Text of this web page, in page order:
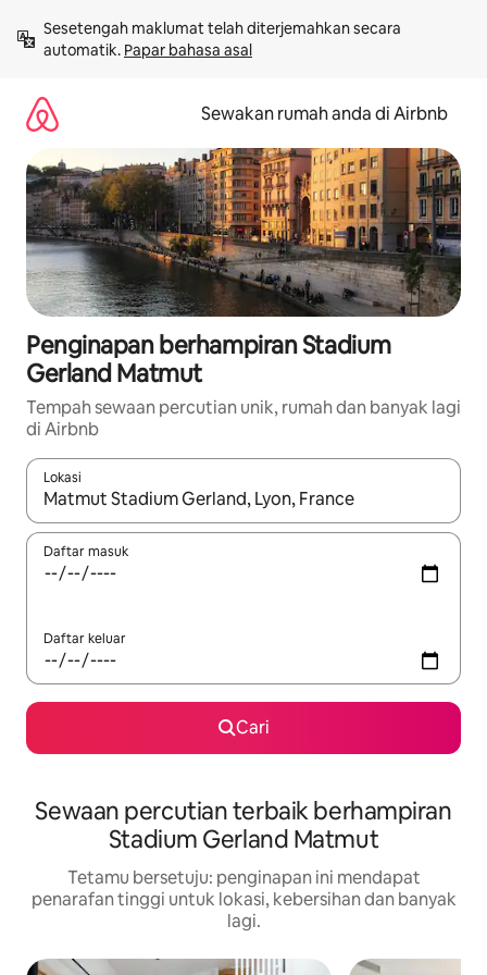
kandungan
Sesetengah maklumat telah diterjemahkan secara
automatik. Papar bahasa asal
Sewakan rumah anda di Airbnb
Penginapan berhampiran Stadium
Gerland Matmut
Tempah sewaan percutian unik, rumah dan banyak lagi
di Airbnb
Lokasi
Apabila hasil tersedia, navigasi dengan kekunci anak panah
Daftar masuk
Daftar keluar
Cari
Sewaan percutian terbaik berhampiran
Stadium Gerland Matmut
Tetamu bersetuju: penginapan ini mendapat
penarafan tinggi untuk lokasi, kebersihan dan banyak
lagi.